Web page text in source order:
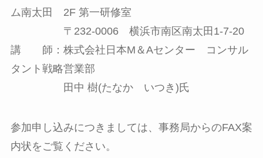
ム南太田 2F 第一研修室
〒232-0006 横浜市南区南太田1-7-20
講 師：株式会社日本M＆Aセンター コンサル
タント戦略営業部
田中 樹(たなか いつき)氏
参加申し込みにつきましては、事務局からのFAX案
内状をご覧ください。